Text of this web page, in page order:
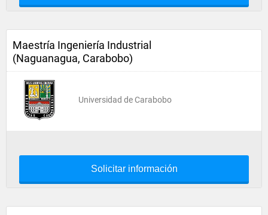
Maestría Ingeniería Industrial
(Naguanagua, Carabobo)
Universidad de Carabobo
Solicitar información